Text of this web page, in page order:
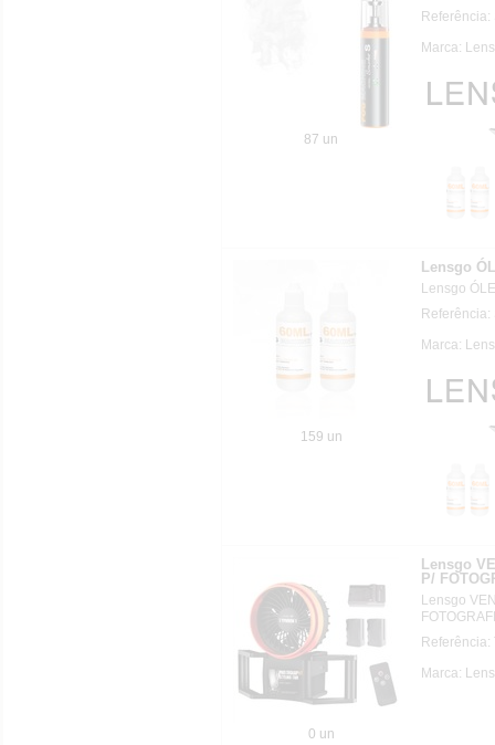
87 un
Referência:
Marca:
159 un
Lensgo
Lensgo
Referência:
Marca:
0 un
Lensgo
P/
Lensgo
Referência:
Marca: